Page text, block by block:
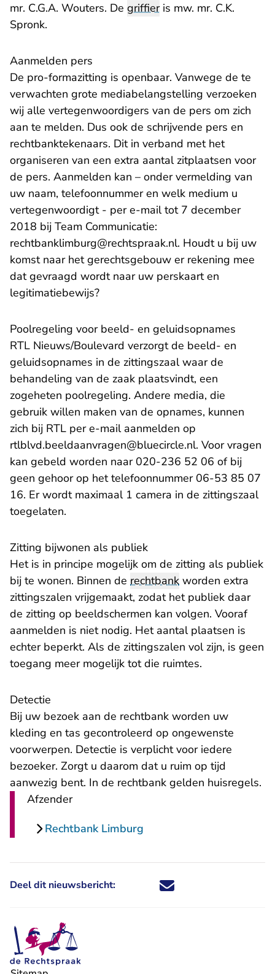
mr. C.G.A. Wouters. De griffieris mw. mr. C.K.
Spronk.
Aanmelden pers
De pro-formazitting is openbaar. Vanwege de te
verwachten grote mediabelangstelling verzoeken
wij alle vertegenwoordigers van de pers om zich
aan te melden. Dus ook de schrijvende pers en
rechtbanktekenaars. Dit in verband met het
organiseren van een extra aantal zitplaatsen voor
de pers. Aanmelden kan – onder vermelding van
uw naam, telefoonnummer en welk medium u
vertegenwoordigt - per e-mail tot 7 december
2018 bij Team Communicatie:
rechtbanklimburg@rechtspraak.nl- U verlaat
. Houdt u bij uw
komst naar het gerechtsgebouw er rekening mee
dat gevraagd wordt naar uw perskaart en
legitimatiebewijs?
Poolregeling voor beeld- en geluidsopnames
RTL Nieuws/Boulevard verzorgt de beeld- en
geluidsopnames in de zittingszaal waar de
behandeling van de zaak plaatsvindt, een
zogeheten poolregeling. Andere media, die
gebruik willen maken van de opnames, kunnen
zich bij RTL per e-mail aanmelden op
rtlblvd.beeldaanvragen@bluecircle.nl- U verlaat
. Voor vragen
kan gebeld worden naar 020-236 52 06 of bij
geen gehoor op het telefoonnummer 06-53 85 07
16. Er wordt maximaal 1 camera in de zittingszaal
toegelaten.
Zitting bijwonen als publiek
Het is in principe mogelijk om de zitting als publiek
bij te wonen. Binnen de rechtbank worden extra
zittingszalen vrijgemaakt, zodat het publiek daar
de zitting op beeldschermen kan volgen. Vooraf
aanmelden is niet nodig. Het aantal plaatsen is
echter beperkt. Als de zittingszalen vol zijn, is geen
toegang meer mogelijk tot die ruimtes.
Detectie
Bij uw bezoek aan de rechtbank worden uw
kleding en tas gecontroleerd op ongewenste
voorwerpen. Detectie is verplicht voor iedere
bezoeker. Zorgt u daarom dat u ruim op tijd
aanwezig bent. In de rechtbank gelden huisregels.
Afzender
Rechtbank Limburg
Deel dit nieuwsbericht: Deel dit nieuwsbericht via X -
Deel dit nieuwsbericht via
Deel dit nieuwsbericht
Deel dit